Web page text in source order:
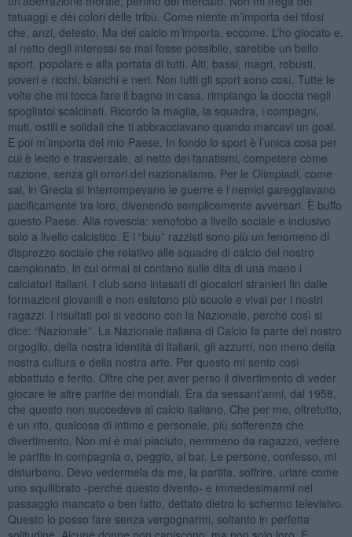
tatuaggi e dei colori delle tribù. Come niente m’importa dei tifosi
che, anzi, detesto. Ma del calcio m’importa, eccome. L’ho giocato e,
al netto degli interessi se mai fosse possibile, sarebbe un bello
sport, popolare e alla portata di tutti. Alti, bassi, magri, robusti,
poveri e ricchi, bianchi e neri. Non tutti gli sport sono così. Tutte le
volte che mi tocca fare il bagno in casa, rimpiango la doccia negli
spogliatoi scalcinati. Ricordo la maglia, la squadra, i compagni,
muti, ostili e solidali che ti abbracciavano quando marcavi un goal.
E poi m’importa del mio Paese. In fondo lo sport è l’unica cosa per
cui è lecito e trasversale, al netto dei fanatismi, competere come
nazione, senza gli orrori del nazionalismo. Per le Olimpiadi, come
sai, in Grecia si interrompevano le guerre e i nemici gareggiavano
pacificamente tra loro, divenendo semplicemente avversari. È buffo
questo Paese. Alla rovescia: xenofobo a livello sociale e inclusivo
solo a livello calcistico. E i “buu” razzisti sono più un fenomeno di
disprezzo sociale che relativo alle squadre di calcio del nostro
campionato, in cui ormai si contano sulle dita di una mano i
calciatori italiani. I club sono intasati di giocatori stranieri fin dalle
formazioni giovanili e non esistono più scuole e vivai per i nostri
ragazzi. I risultati poi si vedono con la Nazionale, perché così si
dice: “Nazionale”. La Nazionale italiana di Calcio fa parte del nostro
orgoglio, della nostra identità di italiani, gli azzurri, non meno della
nostra cultura e della nostra arte. Per questo mi sento così
abbattuto e ferito. Oltre che per aver perso il divertimento di veder
giocare le altre partite dei mondiali. Era da sessant’anni, dal 1958,
che questo non succedeva al calcio italiano. Che per me, oltretutto,
è un rito, qualcosa di intimo e personale, più sofferenza che
divertimento. Non mi è mai piaciuto, nemmeno da ragazzo, vedere
le partite in compagnia o, peggio, al bar. Le persone, confesso, mi
disturbano. Devo vedermela da me, la partita, soffrire, urlare come
uno squilibrato -perché questo divento- e immedesimarmi nel
passaggio mancato o ben fatto, dettato dietro lo schermo televisivo.
Questo lo posso fare senza vergognarmi, soltanto in perfetta